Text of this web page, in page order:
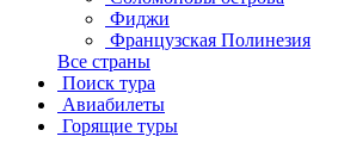
Фиджи
Французская Полинезия
Все страны
Поиск тура
Авиабилеты
Горящие туры